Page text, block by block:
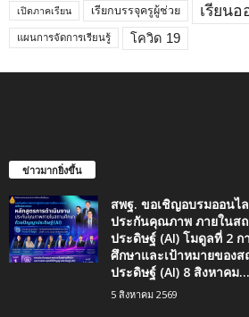
เปิดภาคเรียน เรียกบรรจุครูผู้ช่วย เรียน
แผนการจัดการเรียนรู้ โควิด 19
ข่าวมากยิ่งขึ้น
สพฐ. ขอเชิญอบรมออนไ
ประกันคุณภาพ ภายในส
ประดิษฐ์ (AI) โมดูลที่ 2
ศึกษาและเป้าหมายของ
ประดิษฐ์ (AI) 8 สิงหาคม...
5 สิงหาคม 2569